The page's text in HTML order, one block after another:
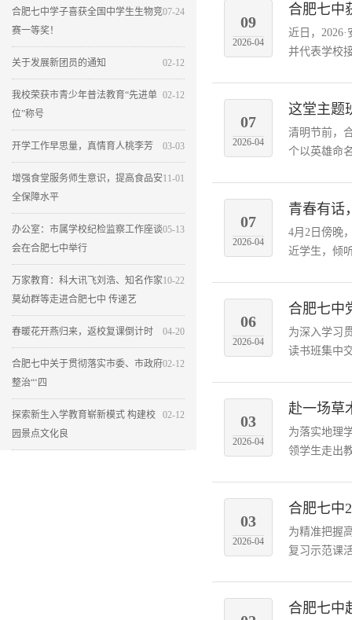
07-24
合肥七中学子喜获全国中学生生物竞
赛一等奖！
02-12
关于发展新团员的通知
02-12
我校荣获市青少年普法教育“先进单
位”称号
03-03
开学工作早思量，真情育人桃李芳
11-01
增强食堂服务师生意识，提高食品安
全保障水平
05-13
办公室：市属学校纪检监察工作座谈
会在合肥七中举行
10-22
万家教育：科大讯飞刘浩、知名作家
莫幼群等走进合肥七中 传递艺
04-20
春暖花开燕归来，返校复课倒计时
02-12
合肥七中关于贯彻落实市委、市政府
整治“‘四
02-12
探索新生入学教育崭新模式 构建校
园景点文化良
09
2026-04
合肥七中
近日，
并代表学校
07
2026-04
这堂主题
清明节前，
个以英雄命
07
2026-04
青春有话
4月2日傍晚
近学生，倾
06
2026-04
合肥七中
为深入学习
读书班集中
03
2026-04
赴一场草
为落实地理
领学生走出
03
2026-04
合肥七中
为精准把握
复习示范课
合肥七中